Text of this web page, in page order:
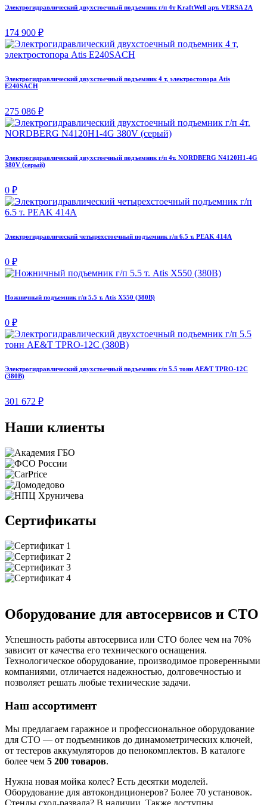
Электрогидравлический двухстоечный подъемник г/п 4т KraftWell арт. VERSA 2A
174 900 ₽
Электрогидравлический двухстоечный подъемник 4 т, электростопора Atis
E240SACH
275 086 ₽
Электрогидравлический двухстоечный подъемник г/п 4т. NORDBERG N4120H1-4G
380V (серый)
0 ₽
Электрогидравлический четырехстоечный подъемник г/п 6.5 т. PEAK 414A
0 ₽
Ножничный подъемник г/п 5.5 т. Atis X550 (380В)
0 ₽
Электрогидравлический двухстоечный подъемник г/п 5.5 тонн AE&T TPRO-12C
(380В)
301 672 ₽
Наши клиенты
Сертификаты
Оборудование для автосервисов и СТО
Успешность работы автосервиса или СТО более чем на 70%
зависит от качества его технического оснащения.
Технологическое оборудование, производимое проверенными
компаниями, отличается надежностью, долговечностью и
позволяет решать любые технические задачи.
Наш ассортимент
Мы предлагаем гаражное и профессиональное оборудование
для СТО — от подъемников до динамометрических ключей,
от тестеров аккумуляторов до пенокомплектов. В каталоге
более чем 5 200 товаров.
Нужна новая мойка колес? Есть десятки моделей.
Оборудование для автокондиционеров? Более 70 установок.
Стенды сход-развала? В наличии. Также доступны